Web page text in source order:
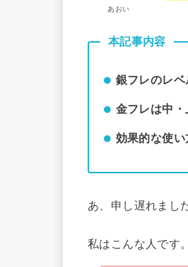
あおい
本記事内容
銀フレのレ
金フレは中
効果的な使
あ、申し遅れまし
私はこんな人です。